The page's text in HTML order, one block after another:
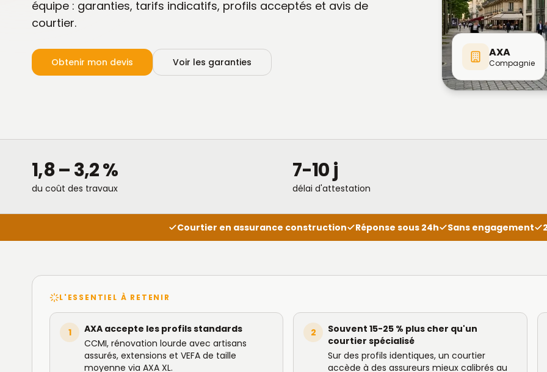
équipe : garanties, tarifs indicatifs, profils acceptés et avis de
courtier.
Obtenir mon devis Voir les garanties
AXA
Compagnie
1,8 – 3,2 %
du coût des travaux
7-10 j
délai d'attestation
Courtier en assurance construction Réponse sous 24h Sans engagement
L'ESSENTIEL À RETENIR
1
AXA accepte les profils standards
CCMI, rénovation lourde avec artisans
assurés, extensions et VEFA de taille
moyenne via AXA XL.
2
Souvent 15-25 % plus cher qu'un
courtier spécialisé
Sur des profils identiques, un courtier
accède à des assureurs mieux calibrés au